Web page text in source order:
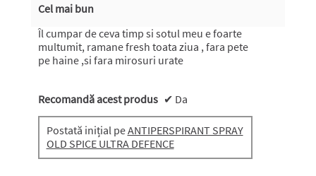
5
stele.
Cel mai bun
Îl cumpar de ceva timp si sotul meu e foarte
multumit, ramane fresh toata ziua , fara pete
pe haine ,si fara mirosuri urate
Recomandă acest produs ✔ Da
Postată inițial peANTIPERSPIRANT SPRAY
OLD SPICE ULTRA DEFENCE